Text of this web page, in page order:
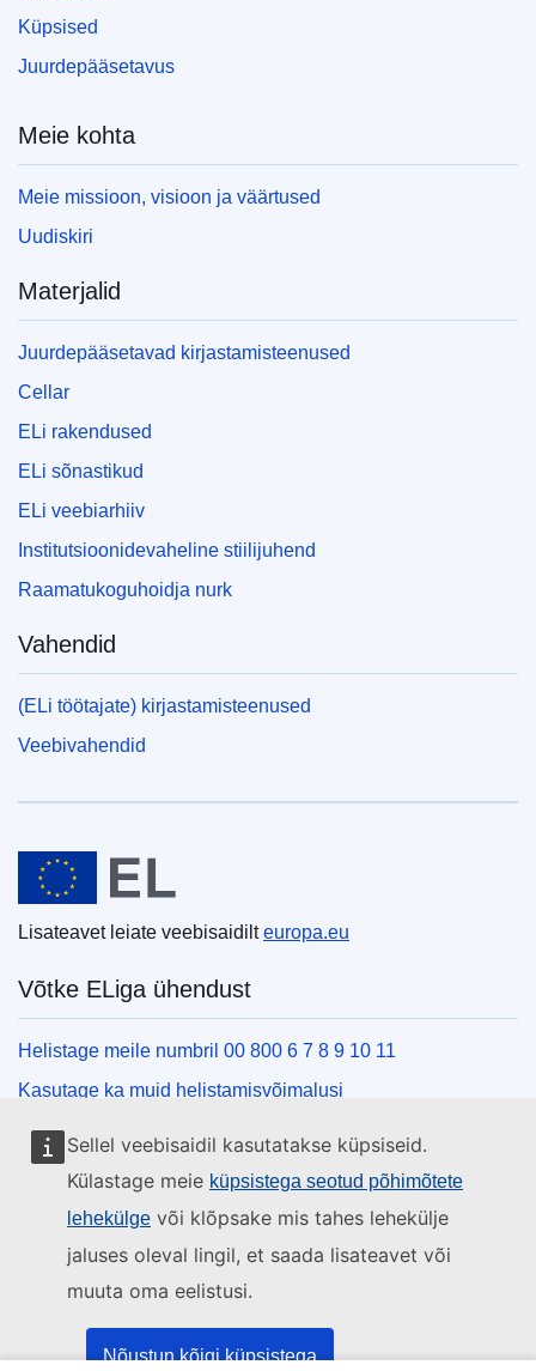
Sellel veebisaidil kasutatakse küpsiseid.
Külastage meie küpsistega seotud põhimõtete
lehekülge või klõpsake mis tahes lehekülje
jaluses oleval lingil, et saada lisateavet või
muuta oma eelistusi.
Nõustun kõigi küpsistega
Küpsised
Juurdepääsetavus
Meie kohta
Meie missioon, visioon ja väärtused
Uudiskiri
Materjalid
Juurdepääsetavad kirjastamisteenused
Cellar
ELi rakendused
ELi sõnastikud
ELi veebiarhiiv
Institutsioonidevaheline stiilijuhend
Raamatukoguhoidja nurk
Vahendid
(ELi töötajate) kirjastamisteenused
Veebivahendid
Euroopa Liit
Lisateavet leiate veebisaidilteuropa.eu
Võtke ELiga ühendust
Helistage meile numbril 00 800 6 7 8 9 10 11
Kasutage ka muid helistamisvõimalusi
Kirjutage meile kontaktvormi vahendusel
Külastage meid ELi teabekeskuses
Otsige ELi sotsiaalmeedia kanaleid
ELi institutsioonid ja asutused